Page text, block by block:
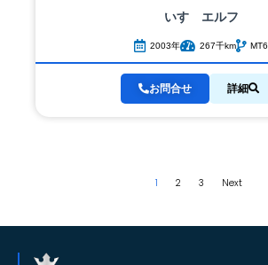
いすゞ エルフ
2003年 267千km MT6
お問合せ 詳細
1 2 3 Next